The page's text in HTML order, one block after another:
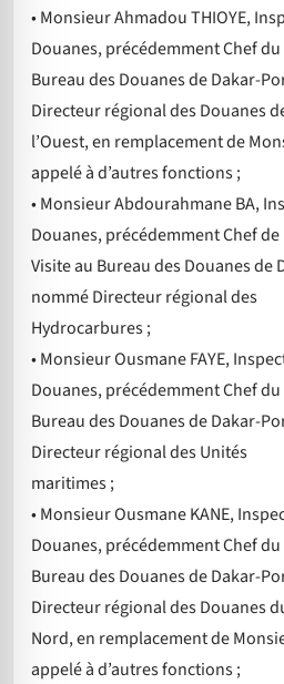
• Monsieur Ahmadou THIOYE,
Douanes, précédemment Chef du
Bureau des Douanes de Dakar-
Directeur régional des Douanes
l’Ouest, en remplacement de
appelé à d’autres fonctions ;
• Monsieur Abdourahmane BA,
Douanes, précédemment Chef de
Visite au Bureau des Douanes de
nommé Directeur régional des
Hydrocarbures ;
• Monsieur Ousmane FAYE,
Douanes, précédemment Chef du
Bureau des Douanes de Dakar-
Directeur régional des Unités
maritimes ;
• Monsieur Ousmane KANE,
Douanes, précédemment Chef du
Bureau des Douanes de Dakar-
Directeur régional des Douanes
Nord, en remplacement de
appelé à d’autres fonctions ;